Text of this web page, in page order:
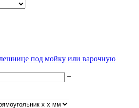
под мойку или варочную
+